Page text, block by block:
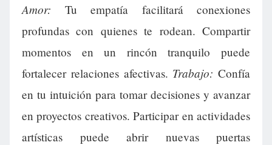
Amor: Tu empatía facilitará conexiones
profundas con quienes te rodean. Compartir
momentos en un rincón tranquilo puede
fortalecer relaciones afectivas. Trabajo: Confía
en tu intuición para tomar decisiones y avanzar
en proyectos creativos. Participar en actividades
artísticas puede abrir nuevas puertas